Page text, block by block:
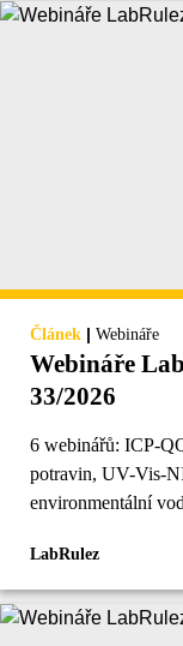
Článek | Webináře
Webináře
33/2026
6 webinářů: ICP-
potravin, UV-Vis-
environmentální
LabRulez